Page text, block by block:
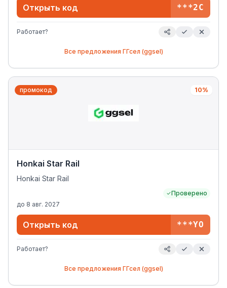
Открыть код ***2C
Работает?
Все предложения ГГсел (ggsel)
промокод 10%
Honkai Star Rail
Honkai Star Rail
Проверено
до 8 авг. 2027
Открыть код ***YO
Работает?
Все предложения ГГсел (ggsel)